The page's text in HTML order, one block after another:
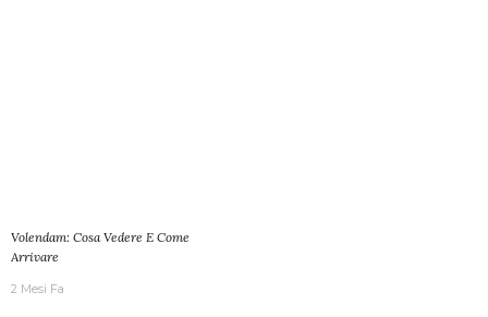
Volendam: Cosa Vedere E Come
Arrivare
2 Mesi Fa